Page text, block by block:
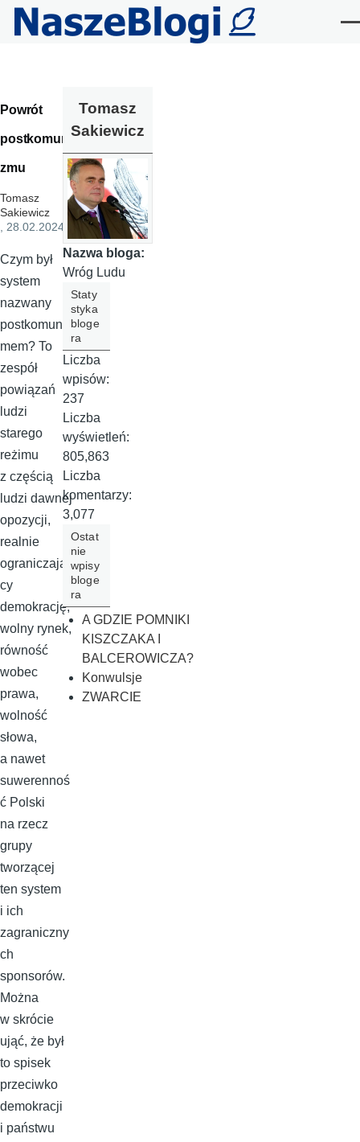
Przejdź do treści
Powrót
postkomuni
zmu
Tomasz
Sakiewicz
, 28.02.2024
Czym był
system
nazwany
postkomuniz
mem? To
zespół
powiązań
ludzi
starego
reżimu
z częścią
ludzi dawnej
opozycji,
realnie
ograniczają
cy
demokrację,
wolny rynek,
równość
wobec
prawa,
wolność
słowa,
a nawet
suwerennoś
ć Polski
na rzecz
grupy
tworzącej
ten system
i ich
zagraniczny
ch
sponsorów.
Można
w skrócie
ująć, że był
to spisek
przeciwko
demokracji
i państwu
Tomasz
Sakiewicz
Nazwa bloga:
Wróg Ludu
Staty
styka
bloge
ra
Liczba
wpisów:
237
Liczba
wyświetleń:
805,863
Liczba
komentarzy:
3,077
Ostat
nie
wpisy
bloge
ra
A GDZIE POMNIKI
KISZCZAKA I
BALCEROWICZA?
Konwulsje
ZWARCIE